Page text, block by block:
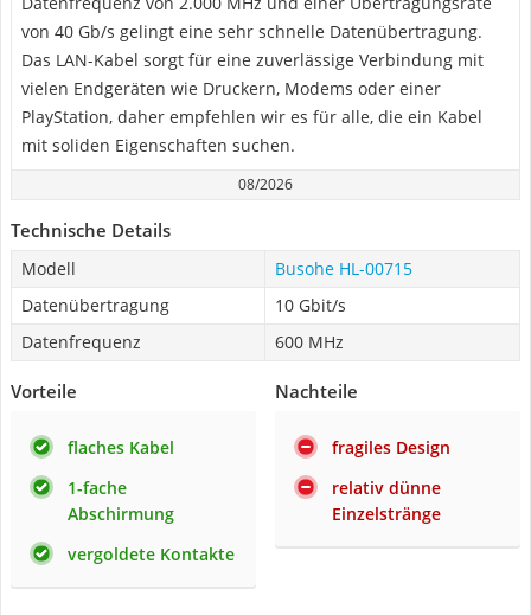
von 40 Gb/s gelingt eine sehr schnelle Datenübertragung.
Das LAN-Kabel sorgt für eine zuverlässige Verbindung mit
vielen Endgeräten wie Druckern, Modems oder einer
PlayStation, daher empfehlen wir es für alle, die ein Kabel
mit soliden Eigenschaften suchen.
08/2026
Technische Details
Modell
Busohe HL-00715
Datenübertragung
10 Gbit/s
Datenfrequenz
600 MHz
Vorteile
flaches Kabel
1-fache
Abschirmung
vergoldete Kontakte
Nachteile
fragiles Design
relativ dünne
Einzelstränge